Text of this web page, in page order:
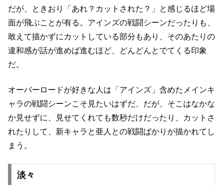
だが、
ときおり「あれ？カットされた？」と感じるほど場
面が飛ぶことが有る。 アインズの戦闘シーンだったりも、
敢えて描かずにカットしている部分もあり、 そのあたりの
違和感が話が進めば進むほど、どんどんとでてくる印象
だ。
オーバーロードが好きな人は「アインズ」含めたメインキ
ャラの戦闘シーンこそ見たいはずだ、だが、そこはなかな
か見せずに、
見せてくれても数秒だけだったり、カットさ
れたりして、 新キャラと亜人との戦闘ばかりが描かれてし
まう。
淡々